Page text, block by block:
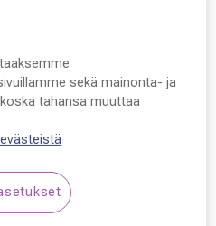
- 145
hinta
sekä mainonta- ja
tahansa muuttaa